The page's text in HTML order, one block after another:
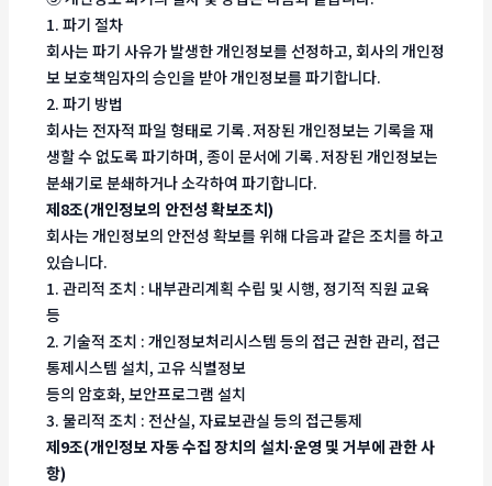
1. 파기 절차
회사는 파기 사유가 발생한 개인정보를 선정하고, 회사의 개인정
보 보호책임자의 승인을 받아 개인정보를 파기합니다.
2. 파기 방법
회사는 전자적 파일 형태로 기록․저장된 개인정보는 기록을 재
생할 수 없도록 파기하며, 종이 문서에 기록․저장된 개인정보는
분쇄기로 분쇄하거나 소각하여 파기합니다.
제8조(개인정보의 안전성 확보조치)
회사는 개인정보의 안전성 확보를 위해 다음과 같은 조치를 하고
있습니다.
1. 관리적 조치 : 내부관리계획 수립 및 시행, 정기적 직원 교육
등
2. 기술적 조치 : 개인정보처리시스템 등의 접근 권한 관리, 접근
통제시스템 설치, 고유 식별정보
등의 암호화, 보안프로그램 설치
3. 물리적 조치 : 전산실, 자료보관실 등의 접근통제
제9조(개인정보 자동 수집 장치의 설치∙운영 및 거부에 관한 사
항)